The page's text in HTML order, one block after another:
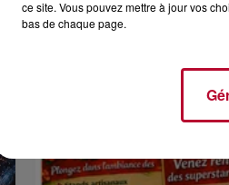
pas manquer dans le coin.
ayez envie de voyager à
ce site. Vous pouvez mettre à jour vos
bas de chaque page.